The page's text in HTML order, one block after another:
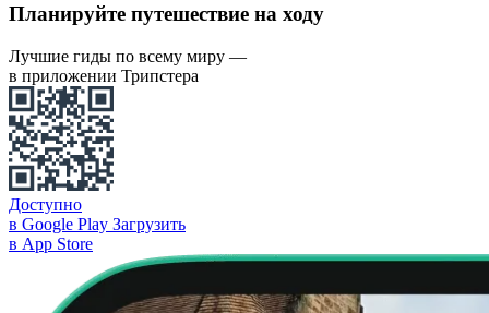
Планируйте путешествие на ходу
Лучшие гиды по всему миру —
в приложении Трипстера
Доступно
в Google Play Загрузить
в App Store